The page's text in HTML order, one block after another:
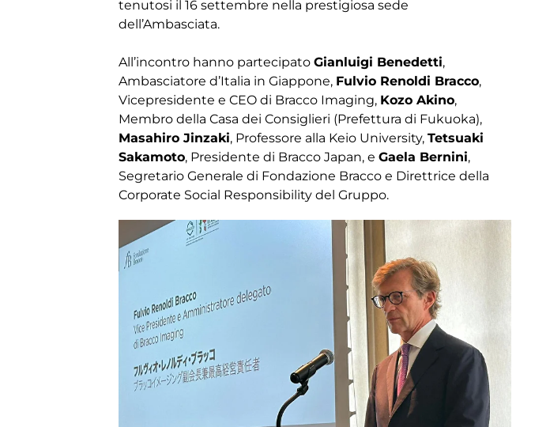
tenutosi il 16 settembre nella prestigiosa sede
dell’Ambasciata.
All’incontro hanno partecipato Gianluigi Benedetti,
Ambasciatore d’Italia in Giappone, Fulvio Renoldi Bracco,
Vicepresidente e CEO di Bracco Imaging, Kozo Akino,
Membro della Casa dei Consiglieri (Prefettura di Fukuoka),
Masahiro Jinzaki, Professore alla Keio University, Tetsuaki
Sakamoto, Presidente di Bracco Japan, e Gaela Bernini,
Segretario Generale di Fondazione Bracco e Direttrice della
Corporate Social Responsibility del Gruppo.